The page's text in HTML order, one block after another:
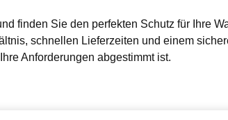
finden Sie den perfekten Schutz für Ihre
schnellen Lieferzeiten und einem
Anforderungen abgestimmt ist.